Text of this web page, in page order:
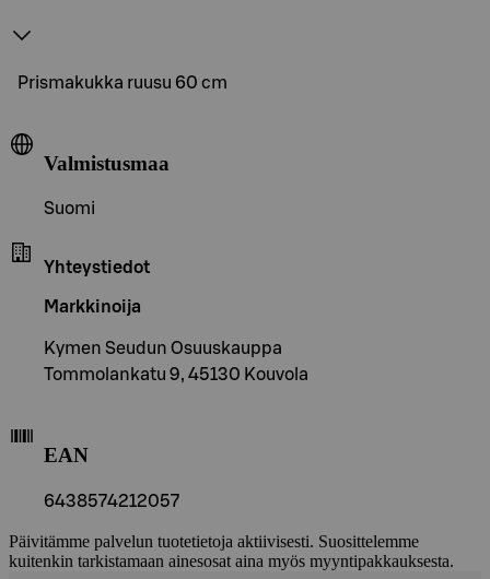
Prismakukka ruusu 60 cm
Valmistusmaa
Suomi
Yhteystiedot
Markkinoija
Kymen Seudun Osuuskauppa
Tommolankatu 9, 45130 Kouvola
EAN
6438574212057
Päivitämme palvelun tuotetietoja aktiivisesti. Suosittelemme
kuitenkin tarkistamaan ainesosat aina myös myyntipakkauksesta.